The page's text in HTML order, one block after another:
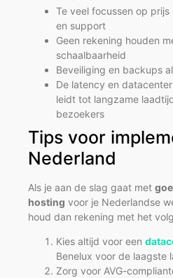
Te veel focussen op
en support
Geen rekening houden
schaalbaarheid
Beveiliging en backups
De latency en
leidt tot langzame
bezoekers
Tips voor
Nederland
Als je aan de slag gaat met
hosting voor je Nederlandse
houd dan rekening met het
Kies altijd voor een
Benelux voor de laagste
Zorg voor AVG-